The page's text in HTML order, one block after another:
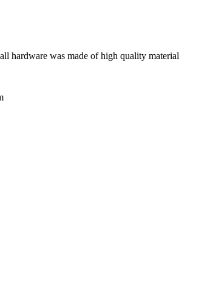
hardware was made of high quality material